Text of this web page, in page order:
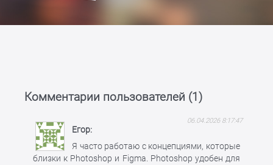
Комментарии пользователей (1)
Егор
06.04.2026 8:17:47
Я часто работаю с концепциями, которые
близки к Photoshop и Figma. Photoshop удобен для